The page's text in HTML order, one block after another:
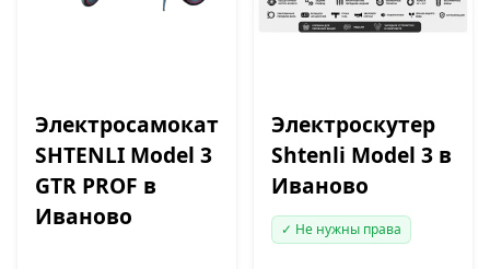
Электросамокат
SHTENLI Model 3
GTR PROF в
Иваново
Электроскутер
Shtenli Model 3 в
Иваново
✓ Не нужны права